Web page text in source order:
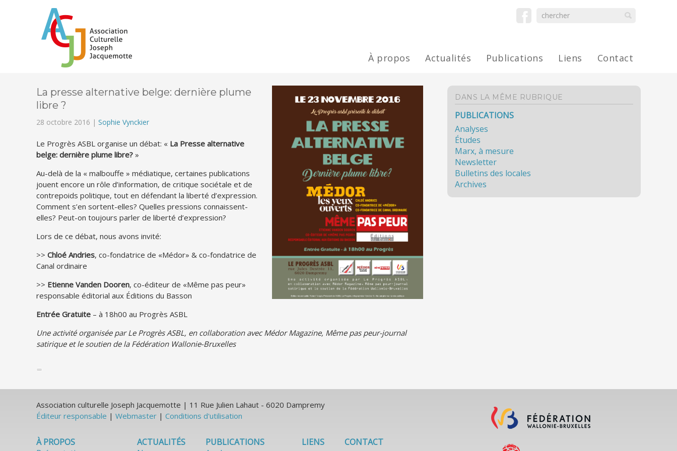
À propos Actualités Publications Liens Contact
La presse alternative belge: dernière plume
libre ?
28 octobre 2016 | Sophie Vynckier
Le Progrès ASBL organise un débat: « La Presse alternative
belge: dernière plume libre? »
Au-delà de la « malbouffe » médiatique, certaines publications
jouent encore un rôle d’information, de critique sociétale et de
contrepoids politique, tout en défendant la liberté d’expression.
Comment s’en sortent-elles? Quelles pressions connaissent-
elles? Peut-on toujours parler de liberté d’expression?
Lors de ce débat, nous avons invité:
>> Chloé Andries, co-fondatrice de «Médor» & co-fondatrice de
Canal ordinaire
>> Etienne Vanden Dooren, co-éditeur de «Même pas peur»
responsable éditorial aux Éditions du Basson
Entrée Gratuite – à 18h00 au Progrès ASBL
Une activité organisée par Le Progrès ASBL, en collaboration avec Médor Magazine, Même pas peur-journal
satirique et le soutien de la Fédération Wallonie-Bruxelles
DANS LA MÊME RUBRIQUE
PUBLICATIONS
Analyses
Études
Marx, à mesure
Newsletter
Bulletins des locales
Archives
Association culturelle Joseph Jacquemotte | 11 Rue Julien Lahaut - 6020 Dampremy
Éditeur responsable | Webmaster | Conditions d'utilisation
À PROPOS
ACTUALITÉS
PUBLICATIONS
LIENS CONTACT